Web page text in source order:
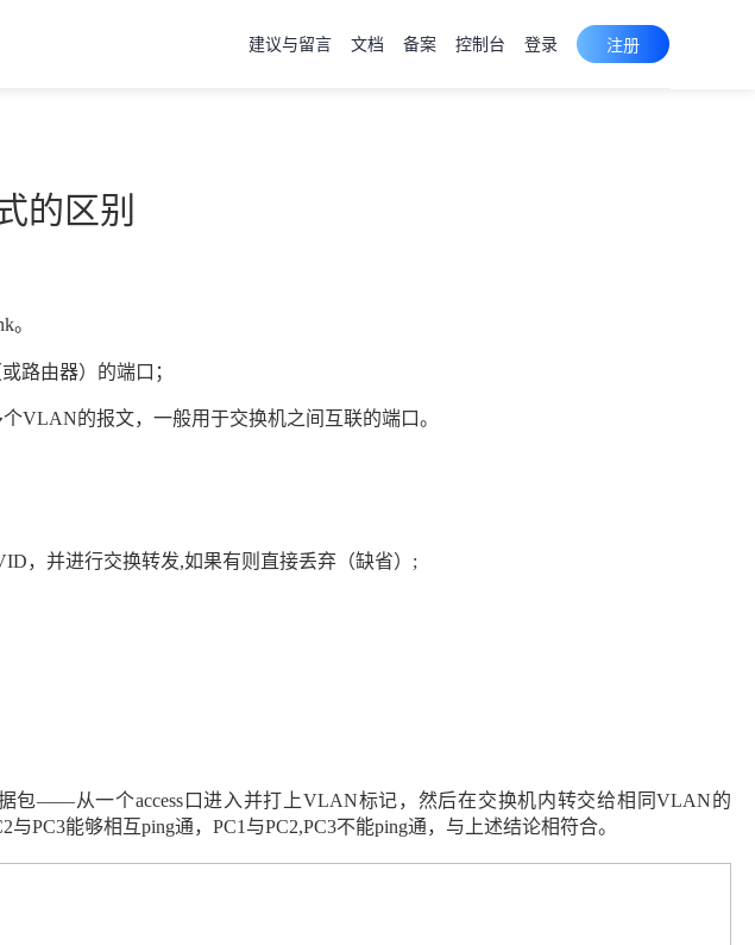
建议与留言 文档 备案 控制台 登录 注册
的区别
。
路由器）的端口；
个VLAN的报文，一般用于交换机之间互联的端口。
，并进行交换转发,如果有则直接丢弃（缺省） ;
包——从一个access口进入并打上VLAN标记，然后在交换机内转交给相同VLAN的
与PC3能够相互ping通， PC1 与PC2,PC3不能ping通，与上述结论相符合。